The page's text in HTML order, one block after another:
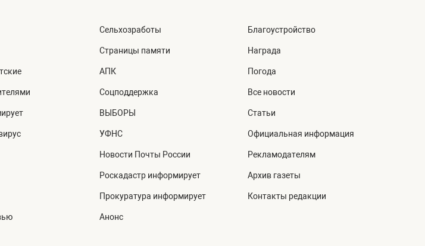
Сельхозработы
Страницы памяти
АПК
Соцподдержка
ВЫБОРЫ
УФНС
Новости Почты России
Роскадастр информирует
Прокуратура информирует
Анонс
Благоустройство
Награда
Погода
Все новости
Статьи
Официальная информация
Рекламодателям
Архив газеты
Контакты редакции